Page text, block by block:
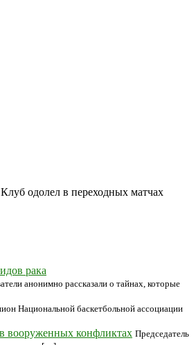
одолел в переходных матчах
рака
анонимно рассказали о тайнах, которые
Национальной баскетбольной ассоциации
вооруженных конфликтах Председатель